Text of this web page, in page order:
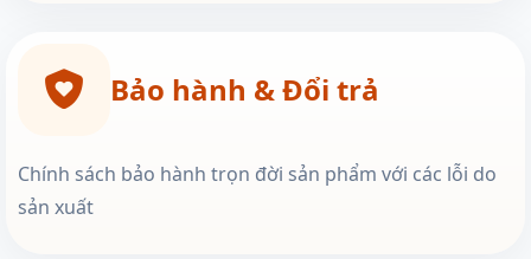
Bảo hành & Đổi trả
Chính sách bảo hành trọn đời sản phẩm với các lỗi do
sản xuất